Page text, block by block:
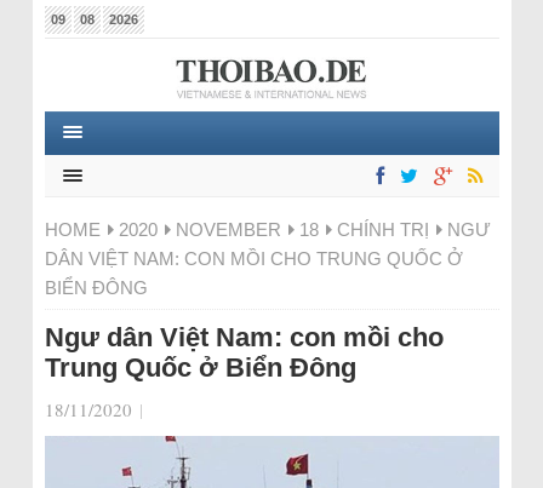
09 08 2026
HOME 2020 NOVEMBER 18 CHÍNH TRỊ
NGƯ
DÂN VIỆT NAM: CON MỒI CHO TRUNG QUỐC Ở
BIỂN ĐÔNG
Ngư dân Việt Nam: con mồi cho
Trung Quốc ở Biển Đông
18/11/2020 |